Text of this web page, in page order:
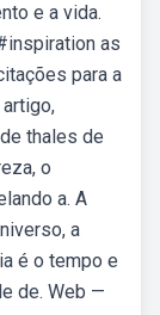
e a vida.
as
para a
thales de
o
a. A
a
é o tempo e
de. Web —